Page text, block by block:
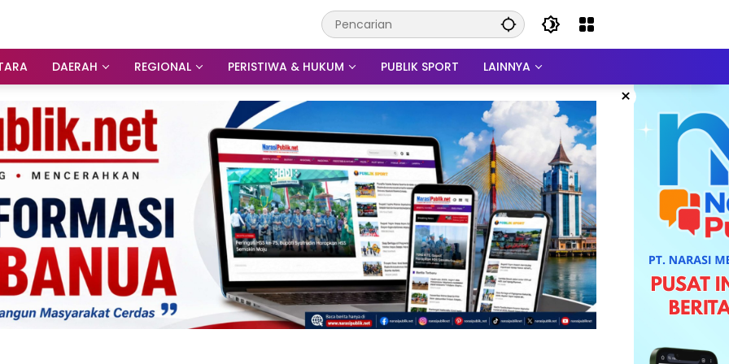
DAERAH REGIONAL PERISTIWA & HUKUM PUBLIK SPORT LAINNYA
×